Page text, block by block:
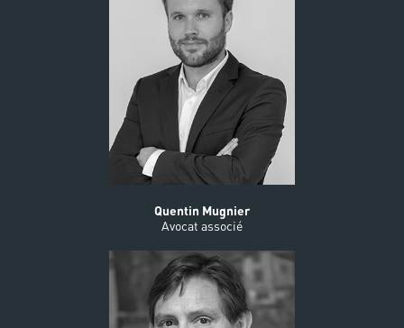
Quentin Mugnier
Avocat associé